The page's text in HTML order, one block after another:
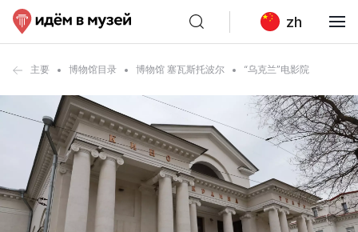
zh
主要 博物馆目录 博物馆 塞瓦斯托波尔 “乌克兰”电影院